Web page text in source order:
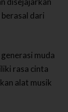
dari
muda
rasa cinta
alat musik